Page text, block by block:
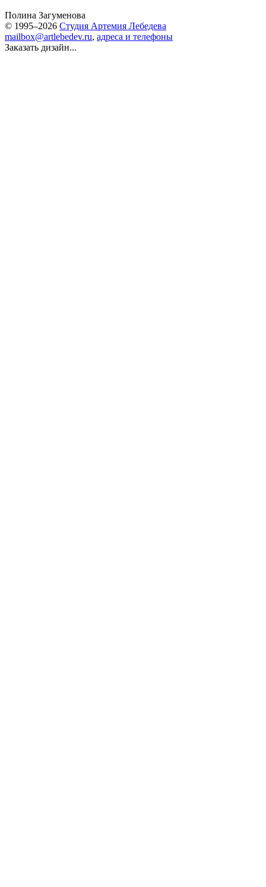
Полина Загуменова
© 1995–2026 Студия Артемия Лебедева
mailbox@artlebedev.ru, адреса и телефоны
Заказать дизайн...